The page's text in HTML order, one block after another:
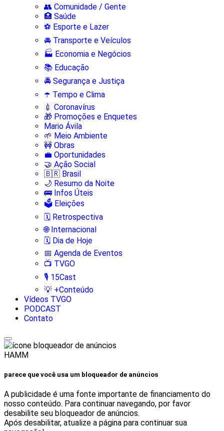
👥 Comunidade / Gente
🏥 Saúde
⚽ Esporte e Lazer
🚘 Transporte e Veículos
🏭 Economia e Negócios
📚 Educação
🚔 Segurança e Justiça
☂️ Tempo e Clima
💉 Coronavírus
🎁 Promoções e Enquetes
Mario Ávila
🌱 Meio Ambiente
🚧 Obras
💼 Oportunidades
🤝 Ação Social
🇧🇷 Brasil
🌙 Resumo da Noite
🚌 Infos Úteis
🗳️ Eleições
🗓️ Retrospectiva
🌐 Internacional
🗓️ Dia de Hoje
📅 Agenda de Eventos
📺 TVGO
🎙️ 15Cast
💡 +Conteúdo
Vídeos TVGO
PODCAST
Contato
HAMM
parece que você usa um bloqueador de anúncios
A publicidade é uma fonte importante de financiamento do
nosso conteúdo. Para continuar navegando, por favor
desabilite seu bloqueador de anúncios.
Após desabilitar, atualize a página para continuar sua